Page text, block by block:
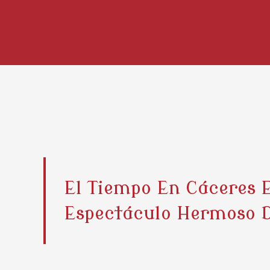
El Tiempo En Cáceres
Espectáculo Hermoso